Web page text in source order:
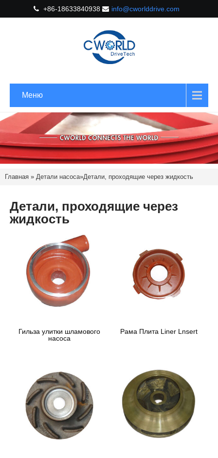
+86-18633840938 info@cworlddrive.com
Меню
Главная » Детали насоса»Детали, проходящие через жидкость
Детали, проходящие через
жидкость
Гильза улитки шламового
насоса
Рама Плита Liner Lnsert